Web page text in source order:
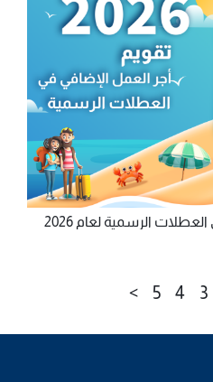
الرسمية لعام 2026
3
4
5
>